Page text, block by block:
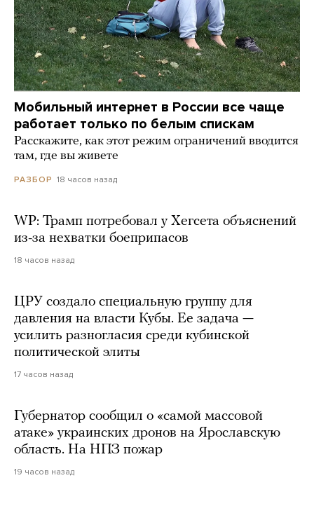
Мобильный интернет в России все чаще
работает только по белым спискам
Расскажите, как этот режим ограничений вводится
там, где вы живете
РАЗБОР 18 часов назад
WP: Трамп потребовал у Хегсета объяснений
из-за нехватки боеприпасов
18 часов назад
ЦРУ создало специальную группу для
давления на власти Кубы. Ее задача —
усилить разногласия среди кубинской
политической элиты
17 часов назад
Губернатор сообщил о «самой массовой
атаке» украинских дронов на Ярославскую
область. На НПЗ пожар
19 часов назад